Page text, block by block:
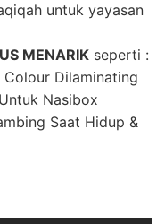
untuk yayasan
MENARIK seperti :
Dilaminating
Nasibox
Saat Hidup &